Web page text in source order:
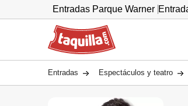
Entradas Parque Warner
Taquilla.com
Entradas Espectáculos y teatro